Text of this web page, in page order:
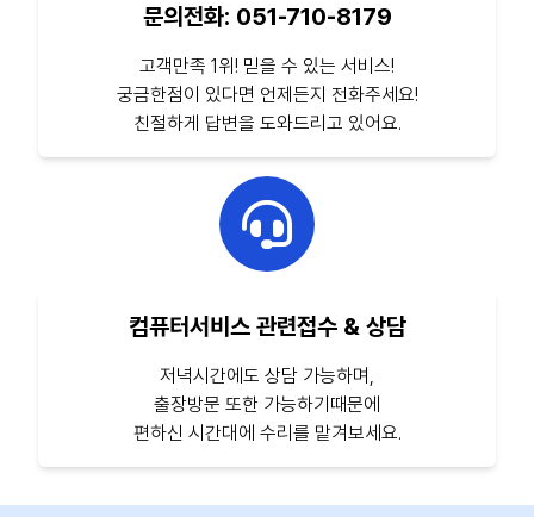
문의전화: 051-710-8179
고객만족 1위! 믿을 수 있는 서비스!
궁금한점이 있다면 언제든지 전화주세요!
친절하게 답변을 도와드리고 있어요.
컴퓨터서비스 관련접수 & 상담
저녁시간에도 상담 가능하며,
출장방문 또한 가능하기때문에
편하신 시간대에 수리를 맡겨보세요.